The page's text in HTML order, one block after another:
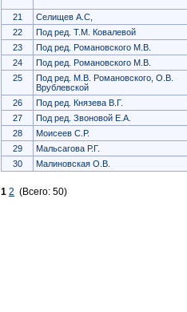
21
Селищев А.С,
22
Под ред. Т.М. Ковалевой
23
Под ред. Романовского М.В.
24
Под ред. Романовского М.В.
25
Под ред. М.В. Романовского, О.В.
Врублевской
26 Под ред. Князева В.Г.
27
Под ред. Звоновой Е.А.
28
Моисеев С.Р.
29
Мальсагова Р.Г.
30
Малиновская О.В.
1 2 (Всего: 50)